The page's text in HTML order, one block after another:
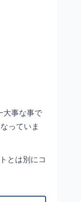
大事な事で
っていま
とは別にコ